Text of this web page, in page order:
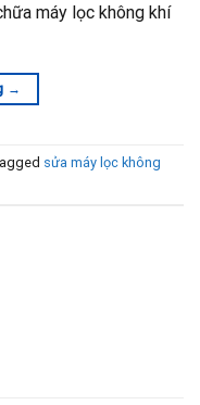
máy lọc không khí
→
sửa máy lọc không